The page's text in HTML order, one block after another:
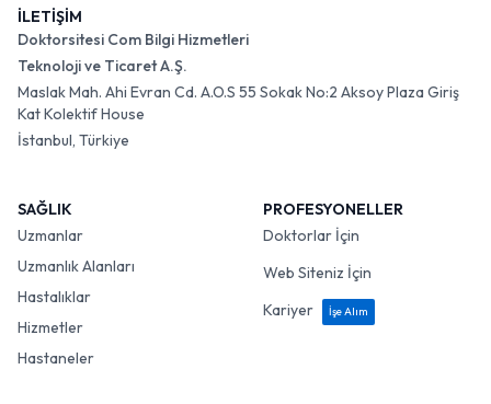
İLETİŞİM
Doktorsitesi Com Bilgi Hizmetleri
Teknoloji ve Ticaret A.Ş.
Maslak Mah. Ahi Evran Cd. A.O.S 55 Sokak No:2 Aksoy Plaza Giriş
Kat Kolektif House
İstanbul, Türkiye
SAĞLIK
Uzmanlar
Uzmanlık Alanları
Hastalıklar
Hizmetler
Hastaneler
PROFESYONELLER
Doktorlar İçin
Web Siteniz İçin
Kariyer
İşe Alım